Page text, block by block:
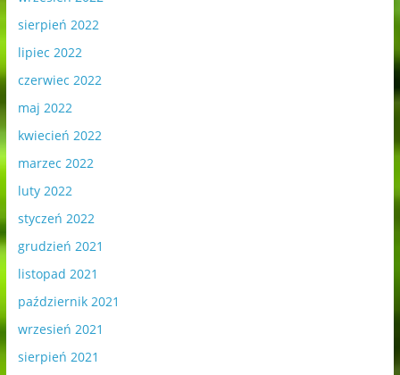
sierpień 2022
lipiec 2022
czerwiec 2022
maj 2022
kwiecień 2022
marzec 2022
luty 2022
styczeń 2022
grudzień 2021
listopad 2021
październik 2021
wrzesień 2021
sierpień 2021